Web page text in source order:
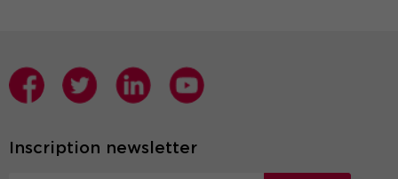
Inscription newsletter